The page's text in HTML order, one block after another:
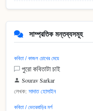
সাম্প্রতিক মন্তব্যসমূহ
কবিতা / কাজল চোখের মেয়ে
পুরো কবিতাটা চাই
Sourav Sarkar
লেখক: সাদাত হোসাইন
কবিতা / ভেতরবাড়ির মর্গ